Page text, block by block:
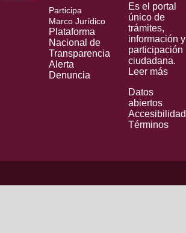
Participa
Marco Jurídico
Plataforma
Nacional de
Transparencia
Alerta
Denuncia
Es el portal
único de
trámites,
información y
participación
ciudadana.
Leer más
Datos
abiertos
Accesibilidad
Términos